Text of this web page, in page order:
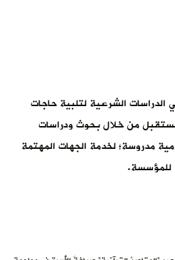
الشرعية لتلبية حاجات
من خلال بحوث ودراسات
مدروسة؛ لخدمة الجهات المهتمة
للمؤسسة.